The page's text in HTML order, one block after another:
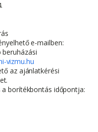
e-mailben:
beruházási
vizmu.hu
az ajánlatkérési
borítékbontás időpontja: